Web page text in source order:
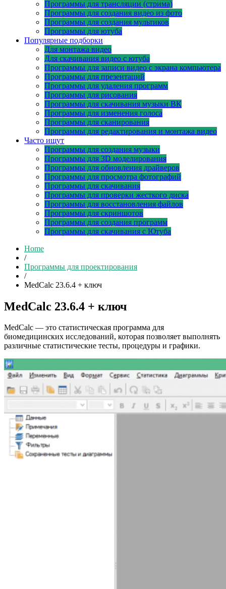
Программы для трансляции (стрима)
Программы для создания видео из фото
Программы для создания мультиков
Программы для ютуба
Популярные подборки
Для монтажа видео
Для скачивания видео с ютуба
Программы для записи видео с экрана компьютера
Программы для презентаций
Программы для удаления программ
Программы для рисования
Программы для скачивания музыки ВК
Программы для изменения голоса
Программы для сканирования
Программы для редактирования и монтажа видео
Часто ищут
Программы для создания музыки
Программы для 3D моделирования
Программы для обновления драйверов
Программы для просмотра фотографий
Программы для скачивания
Программы для проверки жесткого диска
Программы для восстановления файлов
Программы для скриншотов
Программы для создания программ
Программы для скачивания с Ютуба
Home
/
Программы для проектирования
/
MedCalc 23.6.4 + ключ
MedCalc 23.6.4 + ключ
MedCalc — это статистическая программа для
биомедицинских исследований, которая позволяет выполнять
различные статистические тесты, процедуры и графики.